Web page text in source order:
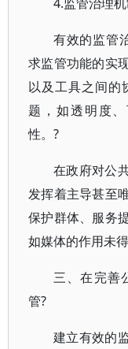
有效的监管
求监管功能的实
以及工具之间的
题，如透明度
性。?
在政府对公
发挥着主导甚至
保护群体、服务
如媒体的作用未
三、在完善
管?
建立有效的